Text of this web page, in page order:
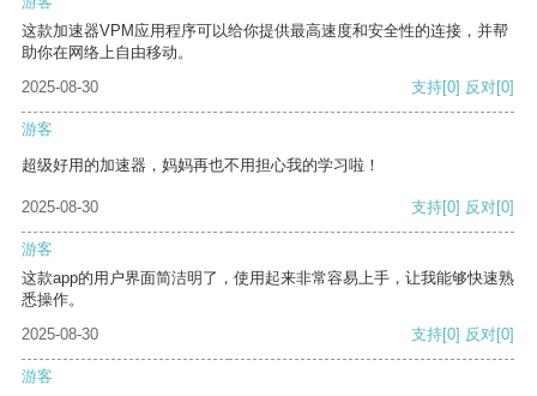
这款加速器VPM应用程序可以给你提供最高速度和安全性的连接，并帮
助你在网络上自由移动。
2025-08-30
支持[0] 反对[0]
游客
超级好用的加速器，妈妈再也不用担心我的学习啦！
2025-08-30 支持[0] 反对[0]
游客
这款app的用户界面简洁明了，使用起来非常容易上手，让我能够快速熟
悉操作。
2025-08-30
支持[0] 反对[0]
游客